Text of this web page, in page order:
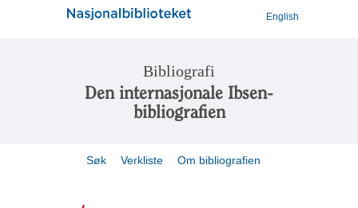
English
Bibliografi
Den internasjonale Ibsen-
bibliografien
Søk Verkliste Om bibliografien